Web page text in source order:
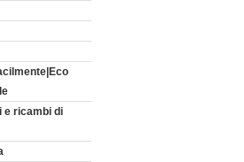
e ricambi di